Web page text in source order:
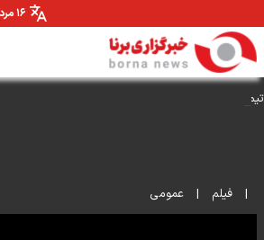
۱۶ مرداد ۱۴۰۵
تیم فوتبال امیدهای ایران در چه حالتی در آسیا می‌مانند؟
| فیلم | عمومی